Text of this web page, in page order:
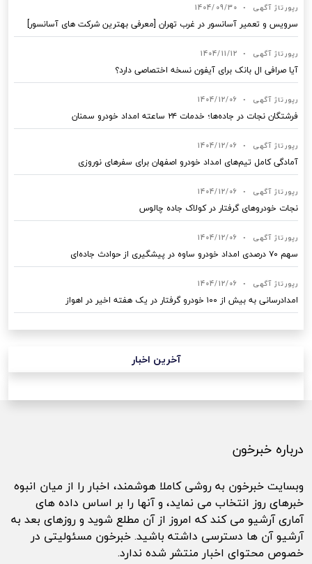
رپورتاژ آگهی •
1404/09/30
سرویس و تعمیر آسانسور در غرب تهران [معرفی بهترین شرکت های آسانسور]
رپورتاژ آگهی •
1404/11/12
آیا صرافی ال بانک برای آیفون نسخه اختصاصی دارد؟
رپورتاژ آگهی •
1404/12/06
فرشتگان نجات در جاده‌ها؛ خدمات ۲۴ ساعته امداد خودرو سمنان
رپورتاژ آگهی •
1404/12/06
آمادگی کامل تیم‌های امداد خودرو اصفهان برای سفرهای نوروزی
رپورتاژ آگهی •
1404/12/06
نجات خودروهای گرفتار در کولاک جاده چالوس
رپورتاژ آگهی •
1404/12/06
سهم ۷۰ درصدی امداد خودرو ساوه در پیشگیری از حوادث جاده‌ای
رپورتاژ آگهی •
1404/12/06
امدادرسانی به بیش از ۱۰۰ خودرو گرفتار در یک هفته اخیر در اهواز
آخرین اخبار
درباره خبرخون
وبسایت خبرخون به روشی کاملا هوشمند، اخبار را از میان انبوه
خبرهای روز انتخاب می نماید، و آنها را بر اساس داده های
آماری آرشیو می کند که امروز از آن مطلع شوید و روزهای بعد به
آرشیو آن ها دسترسی داشته باشید. خبرخون مسئولیتی در
خصوص محتوای اخبار منتشر شده ندارد.